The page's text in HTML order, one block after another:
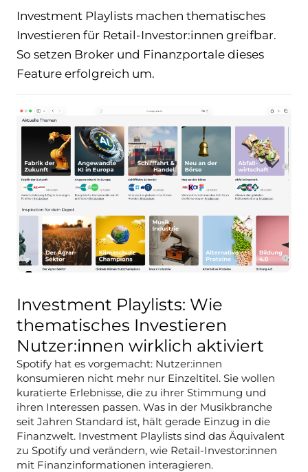
Investment Playlists machen thematisches
Investieren für Retail-Investor:innen greifbar.
So setzen Broker und Finanzportale dieses
Feature erfolgreich um.
Investment Playlists: Wie
thematisches Investieren
Nutzer:innen wirklich aktiviert
Spotify hat es vorgemacht: Nutzer:innen
konsumieren nicht mehr nur Einzeltitel. Sie wollen
kuratierte Erlebnisse, die zu ihrer Stimmung und
ihren Interessen passen. Was in der Musikbranche
seit Jahren Standard ist, hält gerade Einzug in die
Finanzwelt. Investment Playlists sind das Äquivalent
zu Spotify und verändern, wie Retail-Investor:innen
mit Finanzinformationen interagieren.